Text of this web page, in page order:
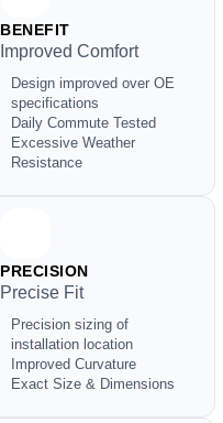
BENEFIT
Improved Comfort
Design improved over OE
specifications
Daily Commute Tested
Excessive Weather
Resistance
PRECISION
Precise Fit
Precision sizing of
installation location
Improved Curvature
Exact Size & Dimensions